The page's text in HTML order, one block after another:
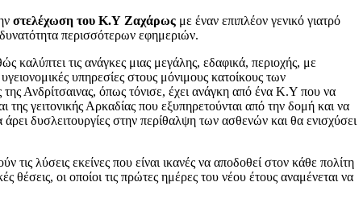
στελέχωση του Κ.Υ Ζαχάρως με έναν επιπλέον γενικό γιατρό
περισσότερων εφημεριών.
καλύπτει τις ανάγκες μιας μεγάλης, εδαφικά, περιοχής, με
υπηρεσίες στους μόνιμους κατοίκους των
της Ανδρίτσαινας, όπως τόνισε, έχει ανάγκη από ένα Κ.Υ που να
της γειτονικής Αρκαδίας που εξυπηρετούνται από την δομή και να
δυσλειτουργίες στην περίθαλψη των ασθενών και θα ενισχύσει
λύσεις εκείνες που είναι ικανές να αποδοθεί στον κάθε πολίτη
θέσεις, οι οποίοι τις πρώτες ημέρες του νέου έτους αναμένεται να